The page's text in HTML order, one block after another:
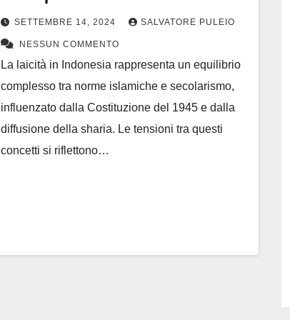
SETTEMBRE 14, 2024 SALVATORE PULEIO
NESSUN COMMENTO
La laicità in Indonesia rappresenta un equilibrio
complesso tra norme islamiche e secolarismo,
influenzato dalla Costituzione del 1945 e dalla
diffusione della sharia. Le tensioni tra questi
concetti si riflettono…